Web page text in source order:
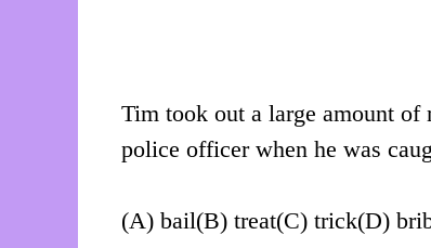
Tim took out a large amount
police officer when he was
(A) bail(B) treat(C) trick(D)